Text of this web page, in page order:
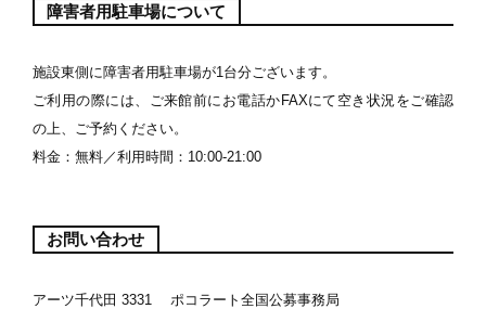
障害者用駐車場について
施設東側に障害者用駐車場が1台分ございます。
ご利用の際には、ご来館前にお電話かFAXにて空き状況をご確認
の上、ご予約ください。
料金：無料／利用時間：10:00-21:00
お問い合わせ
アーツ千代田 3331 ポコラート全国公募事務局